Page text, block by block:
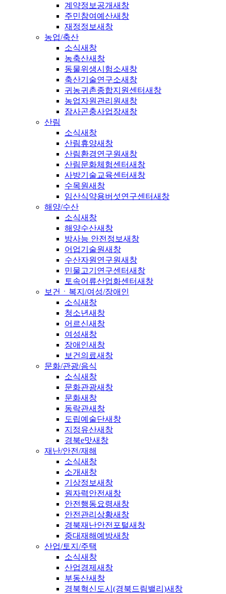
계약정보공개새창
주민참여예산새창
재정정보새창
농업/축산
소식새창
농축산새창
동물위생시험소새창
축산기술연구소새창
귀농귀촌종합지원센터새창
농업자원관리원새창
잠사곤충사업장새창
산림
소식새창
산림휴양새창
산림환경연구원새창
산림문화체험센터새창
사방기술교육센터새창
수목원새창
임산식약용버섯연구센터새창
해양/수산
소식새창
해양수산새창
방사능 안전정보새창
어업기술원새창
수산자원연구원새창
민물고기연구센터새창
토속어류산업화센터새창
보건ㆍ복지/여성/장애인
소식새창
청소년새창
어르신새창
여성새창
장애인새창
보건의료새창
문화/관광/음식
소식새창
문화관광새창
문화새창
동락관새창
도립예술단새창
지정유산새창
경북e맛새창
재난/안전/재해
소식새창
소개새창
기상정보새창
원자력안전새창
안전행동요령새창
안전관리상황새창
경북재난안전포털새창
중대재해예방새창
산업/토지/주택
소식새창
산업경제 새창
부동산새창
경북혁신도시(경북드림밸리)새창